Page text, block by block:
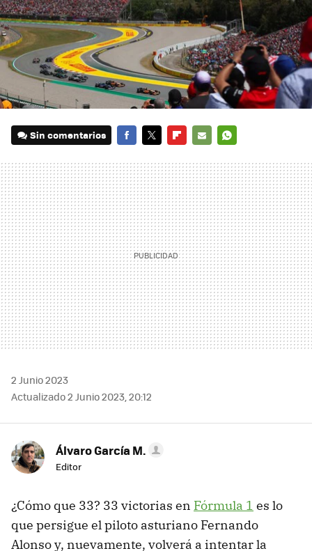
Sin comentarios
MAIL
2 Junio 2023
Actualizado 2 Junio 2023, 20:12
Álvaro García M.
Editor
¿Cómo que 33? 33 victorias en Fórmula 1 es lo
que persigue el piloto asturiano Fernando
Alonso y, nuevamente, volverá a intentar la